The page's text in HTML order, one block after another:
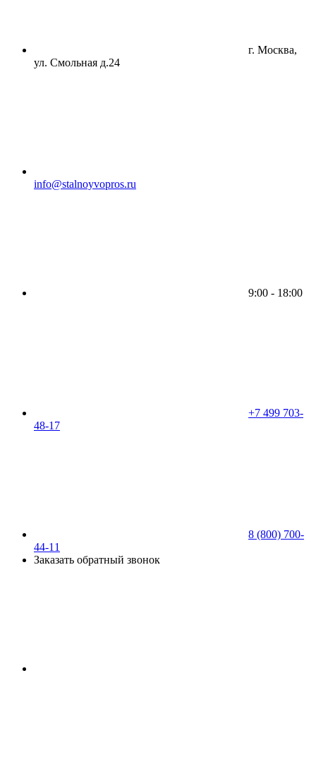
г. Москва,
ул. Смольная д.24
info@stalnoyvopros.ru
9:00 - 18:00
+7 499 703-
48-17
8 (800) 700-
44-11
Заказать обратный звонок